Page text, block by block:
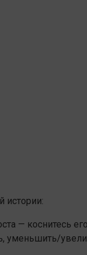
истории:
— коснитесь